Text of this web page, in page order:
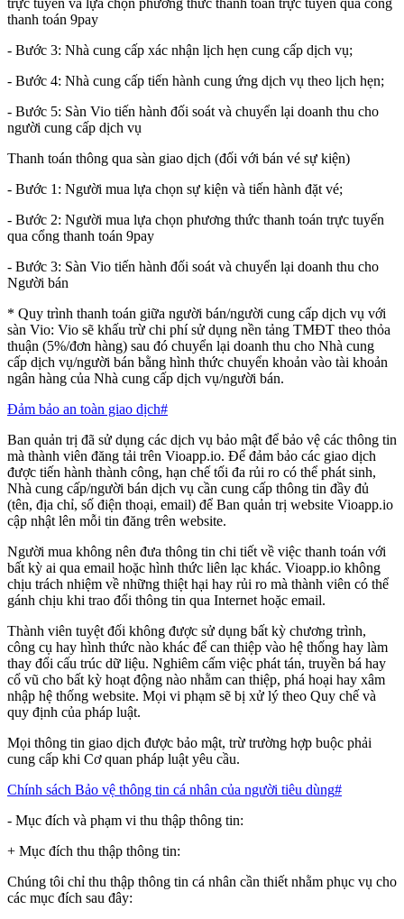
thanh toán 9pay
- Bước 3: Nhà cung cấp xác nhận lịch hẹn cung cấp dịch vụ;
- Bước 4: Nhà cung cấp tiến hành cung ứng dịch vụ theo lịch hẹn;
- Bước 5: Sàn Vio tiến hành đối soát và chuyển lại doanh thu cho
người cung cấp dịch vụ
Thanh toán thông qua sàn giao dịch (đối với bán vé sự kiện)
- Bước 1: Người mua lựa chọn sự kiện và tiến hành đặt vé;
- Bước 2: Người mua lựa chọn phương thức thanh toán trực tuyến
qua cổng thanh toán 9pay
- Bước 3: Sàn Vio tiến hành đối soát và chuyển lại doanh thu cho
Người bán
* Quy trình thanh toán giữa người bán/người cung cấp dịch vụ với
sàn Vio: Vio sẽ khấu trừ chi phí sử dụng nền tảng TMĐT theo thỏa
thuận (5%/đơn hàng) sau đó chuyển lại doanh thu cho Nhà cung
cấp dịch vụ/người bán bằng hình thức chuyển khoản vào tài khoản
ngân hàng của Nhà cung cấp dịch vụ/người bán.
Đảm bảo an toàn giao dịch#
Ban quản trị đã sử dụng các dịch vụ bảo mật để bảo vệ các thông tin
mà thành viên đăng tải trên Vioapp.io. Để đảm bảo các giao dịch
được tiến hành thành công, hạn chế tối đa rủi ro có thể phát sinh,
Nhà cung cấp/người bán dịch vụ cần cung cấp thông tin đầy đủ
(tên, địa chỉ, số điện thoại, email) để Ban quản trị website Vioapp.io
cập nhật lên mỗi tin đăng trên website.
Người mua không nên đưa thông tin chi tiết về việc thanh toán với
bất kỳ ai qua email hoặc hình thức liên lạc khác. Vioapp.io không
chịu trách nhiệm về những thiệt hại hay rủi ro mà thành viên có thể
gánh chịu khi trao đổi thông tin qua Internet hoặc email.
Thành viên tuyệt đối không được sử dụng bất kỳ chương trình,
công cụ hay hình thức nào khác để can thiệp vào hệ thống hay làm
thay đổi cấu trúc dữ liệu. Nghiêm cấm việc phát tán, truyền bá hay
cổ vũ cho bất kỳ hoạt động nào nhằm can thiệp, phá hoại hay xâm
nhập hệ thống website. Mọi vi phạm sẽ bị xử lý theo Quy chế và
quy định của pháp luật.
Mọi thông tin giao dịch được bảo mật, trừ trường hợp buộc phải
cung cấp khi Cơ quan pháp luật yêu cầu.
Chính sách Bảo vệ thông tin cá nhân của người tiêu dùng#
- Mục đích và phạm vi thu thập thông tin:
+ Mục đích thu thập thông tin:
Chúng tôi chỉ thu thập thông tin cá nhân cần thiết nhằm phục vụ cho
các mục đích sau đây: